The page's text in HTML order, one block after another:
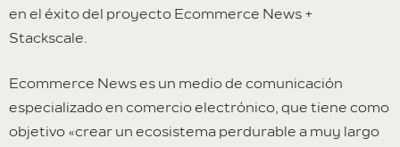
en el éxito del proyecto Ecommerce News +
Stackscale.
Ecommerce News es un medio de comunicación
especializado en comercio electrónico, que tiene como
objetivo «crear un ecosistema perdurable a muy largo